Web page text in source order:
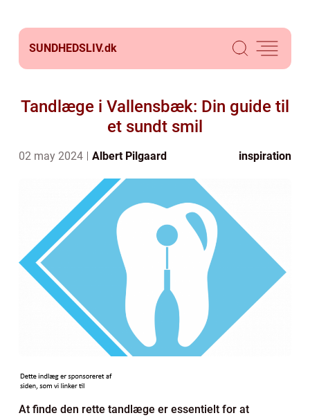
SUNDHEDSLIV.dk
Tandlæge i Vallensbæk: Din guide til
et sundt smil
02 may 2024 Albert Pilgaard inspiration
At finde den rette tandlæge er essentielt for at